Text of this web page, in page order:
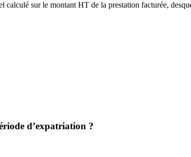
sur le montant HT de la prestation facturée,
d’expatriation ?